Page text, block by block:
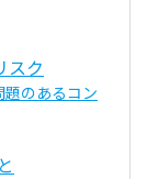
スク
のあるコン